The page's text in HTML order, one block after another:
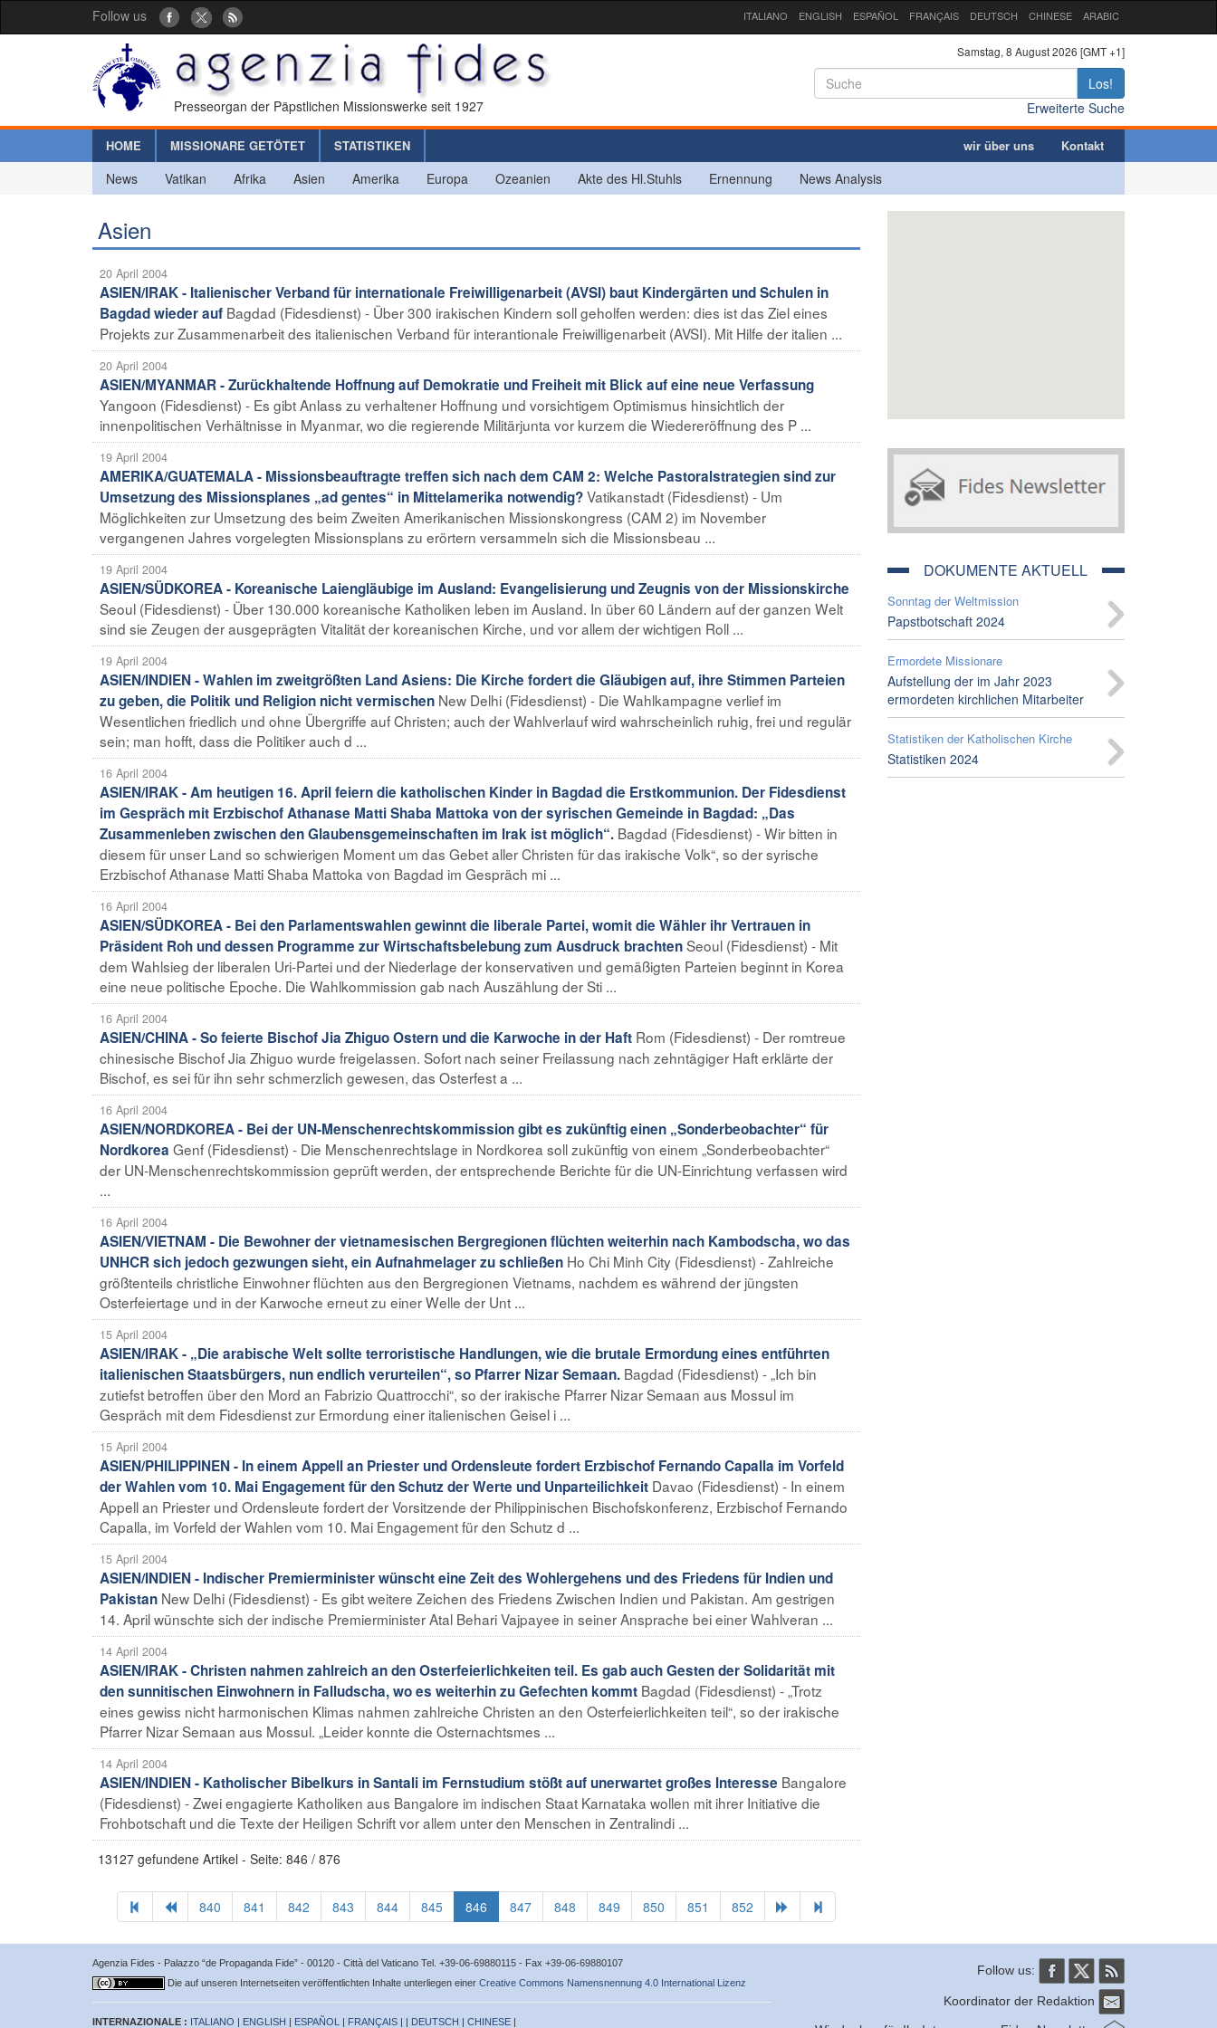
Follow us ITALIANO ENGLISH ESPAÑOL FRANÇAIS DEUTSCH CHINESE ARABIC
Presseorgan der Päpstlichen Missionswerke seit 1927
Samstag, 8 August 2026 [GMT +1]
Los!
Erweiterte Suche
HOME MISSIONARE GETÖTET STATISTIKEN wir über uns Kontakt
News Vatikan Afrika Asien Amerika Europa Ozeanien Akte des Hl.Stuhls Ernennung News Analysis
Asien
20 April 2004
ASIEN/IRAK - Italienischer Verband für internationale Freiwilligenarbeit (AVSI) baut Kindergärten und Schulen in
Bagdad wieder auf Bagdad (Fidesdienst) - Über 300 irakischen Kindern soll geholfen werden: dies ist das Ziel eines
Projekts zur Zusammenarbeit des italienischen Verband für interantionale Freiwilligenarbeit (AVSI). Mit Hilfe der italien ...
20 April 2004
ASIEN/MYANMAR - Zurückhaltende Hoffnung auf Demokratie und Freiheit mit Blick auf eine neue Verfassung
Yangoon (Fidesdienst) - Es gibt Anlass zu verhaltener Hoffnung und vorsichtigem Optimismus hinsichtlich der
innenpolitischen Verhältnisse in Myanmar, wo die regierende Militärjunta vor kurzem die Wiedereröffnung des P ...
19 April 2004
AMERIKA/GUATEMALA - Missionsbeauftragte treffen sich nach dem CAM 2: Welche Pastoralstrategien sind zur
Umsetzung des Missionsplanes „ad gentes“ in Mittelamerika notwendig?Vatikanstadt (Fidesdienst) - Um
Möglichkeiten zur Umsetzung des beim Zweiten Amerikanischen Missionskongress (CAM 2) im November
vergangenen Jahres vorgelegten Missionsplans zu erörtern versammeln sich die Missionsbeau ...
19 April 2004
ASIEN/SÜDKOREA - Koreanische Laiengläubige im Ausland: Evangelisierung und Zeugnis von der Missionskirche
Seoul (Fidesdienst) - Über 130.000 koreanische Katholiken leben im Ausland. In über 60 Ländern auf der ganzen Welt
sind sie Zeugen der ausgeprägten Vitalität der koreanischen Kirche, und vor allem der wichtigen Roll ...
19 April 2004
ASIEN/INDIEN - Wahlen im zweitgrößten Land Asiens: Die Kirche fordert die Gläubigen auf, ihre Stimmen Parteien
zu geben, die Politik und Religion nicht vermischen New Delhi (Fidesdienst) - Die Wahlkampagne verlief im
Wesentlichen friedlich und ohne Übergriffe auf Christen; auch der Wahlverlauf wird wahrscheinlich ruhig, frei und regulär
sein; man hofft, dass die Politiker auch d ...
16 April 2004
ASIEN/IRAK - Am heutigen 16. April feiern die katholischen Kinder in Bagdad die Erstkommunion. Der Fidesdienst
im Gespräch mit Erzbischof Athanase Matti Shaba Mattoka von der syrischen Gemeinde in Bagdad: „Das
Zusammenleben zwischen den Glaubensgemeinschaften im Irak ist möglich“. Bagdad (Fidesdienst) - Wir bitten in
diesem für unser Land so schwierigen Moment um das Gebet aller Christen für das irakische Volk“, so der syrische
Erzbischof Athanase Matti Shaba Mattoka von Bagdad im Gespräch mi ...
16 April 2004
ASIEN/SÜDKOREA - Bei den Parlamentswahlen gewinnt die liberale Partei, womit die Wähler ihr Vertrauen in
Präsident Roh und dessen Programme zur Wirtschaftsbelebung zum Ausdruck brachtenSeoul (Fidesdienst) - Mit
dem Wahlsieg der liberalen Uri-Partei und der Niederlage der konservativen und gemäßigten Parteien beginnt in Korea
eine neue politische Epoche. Die Wahlkommission gab nach Auszählung der Sti ...
16 April 2004
ASIEN/CHINA - So feierte Bischof Jia Zhiguo Ostern und die Karwoche in der Haft Rom (Fidesdienst) - Der romtreue
chinesische Bischof Jia Zhiguo wurde freigelassen. Sofort nach seiner Freilassung nach zehntägiger Haft erklärte der
Bischof, es sei für ihn sehr schmerzlich gewesen, das Osterfest a ...
16 April 2004
ASIEN/NORDKOREA - Bei der UN-Menschenrechtskommission gibt es zukünftig einen „Sonderbeobachter“ für
Nordkorea Genf (Fidesdienst) - Die Menschenrechtslage in Nordkorea soll zukünftig von einem „Sonderbeobachter“
der UN-Menschenrechtskommission geprüft werden, der entsprechende Berichte für die UN-Einrichtung verfassen wird
...
16 April 2004
ASIEN/VIETNAM - Die Bewohner der vietnamesischen Bergregionen flüchten weiterhin nach Kambodscha, wo das
UNHCR sich jedoch gezwungen sieht, ein Aufnahmelager zu schließen Ho Chi Minh City (Fidesdienst) - Zahlreiche
größtenteils christliche Einwohner flüchten aus den Bergregionen Vietnams, nachdem es während der jüngsten
Osterfeiertage und in der Karwoche erneut zu einer Welle der Unt ...
15 April 2004
ASIEN/IRAK - „Die arabische Welt sollte terroristische Handlungen, wie die brutale Ermordung eines entführten
italienischen Staatsbürgers, nun endlich verurteilen“, so Pfarrer Nizar Semaan. Bagdad (Fidesdienst) - „Ich bin
zutiefst betroffen über den Mord an Fabrizio Quattrocchi“, so der irakische Pfarrer Nizar Semaan aus Mossul im
Gespräch mit dem Fidesdienst zur Ermordung einer italienischen Geisel i ...
15 April 2004
ASIEN/PHILIPPINEN - In einem Appell an Priester und Ordensleute fordert Erzbischof Fernando Capalla im Vorfeld
der Wahlen vom 10. Mai Engagement für den Schutz der Werte und Unparteilichkeit Davao (Fidesdienst) - In einem
Appell an Priester und Ordensleute fordert der Vorsitzende der Philippinischen Bischofskonferenz, Erzbischof Fernando
Capalla, im Vorfeld der Wahlen vom 10. Mai Engagement für den Schutz d ...
15 April 2004
ASIEN/INDIEN - Indischer Premierminister wünscht eine Zeit des Wohlergehens und des Friedens für Indien und
Pakistan New Delhi (Fidesdienst) - Es gibt weitere Zeichen des Friedens Zwischen Indien und Pakistan. Am gestrigen
14. April wünschte sich der indische Premierminister Atal Behari Vajpayee in seiner Ansprache bei einer Wahlveran ...
14 April 2004
ASIEN/IRAK - Christen nahmen zahlreich an den Osterfeierlichkeiten teil. Es gab auch Gesten der Solidarität mit
den sunnitischen Einwohnern in Falludscha, wo es weiterhin zu Gefechten kommt Bagdad (Fidesdienst) - „Trotz
eines gewiss nicht harmonischen Klimas nahmen zahlreiche Christen an den Osterfeierlichkeiten teil“, so der irakische
Pfarrer Nizar Semaan aus Mossul. „Leider konnte die Osternachtsmes ...
14 April 2004
ASIEN/INDIEN - Katholischer Bibelkurs in Santali im Fernstudium stößt auf unerwartet großes Interesse Bangalore
(Fidesdienst) - Zwei engagierte Katholiken aus Bangalore im indischen Staat Karnataka wollen mit ihrer Initiative die
Frohbotschaft und die Texte der Heiligen Schrift vor allem unter den Menschen in Zentralindi ...
13127 gefundene Artikel - Seite: 846 / 876
840 841 842 843 844 845 846 847 848 849 850 851 852
DOKUMENTE AKTUELL
Sonntag der Weltmission
Papstbotschaft 2024
Ermordete Missionare
Aufstellung der im Jahr 2023
ermordeten kirchlichen Mitarbeiter
Statistiken der Katholischen Kirche
Statistiken 2024
Agenzia Fides - Palazzo “de Propaganda Fide” - 00120 - Città del Vaticano Tel. +39-06-69880115 - Fax +39-06-69880107
Die auf unseren Internetseiten veröffentlichten Inhalte unterliegen einer Creative Commons Namensnennung 4.0 International Lizenz
INTERNAZIONALE : ITALIANO | ENGLISH | ESPAÑOL | FRANÇAIS | | DEUTSCH | CHINESE |
Follow us:
Koordinator der Redaktion